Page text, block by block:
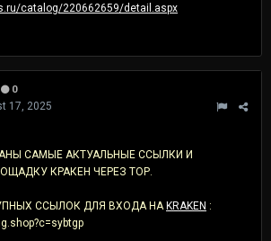
catalog/220662659/detail.aspx
0
17, 2025
САМЫЕ АКТУАЛЬНЫЕ ССЫЛКИ И
КРАКЕН ЧЕРЕЗ ТОР.
ССЫЛОК ДЛЯ ВХОДА НА KRAKЕN :